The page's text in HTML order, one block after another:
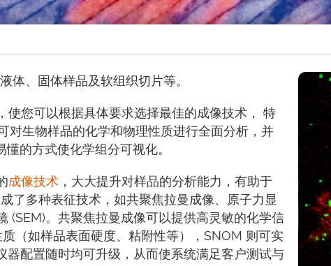
体、固体样品及软组织切片等。
使您可以根据具体要求选择最佳的成像技术， 特
对生物样品的化学和物理性质进行全面分析，并
的方式使化学组分可视化。
成像技术 ，大大提升对样品的分析能力，有助于
了多种表征技术，如共聚焦拉曼成像、原子力显
(SEM)。共聚焦拉曼成像可以提供高灵敏的化学信
（如样品表面硬度、粘附性等），SNOM 则可实
配置随时均可升级，从而使系统满足客户测试与